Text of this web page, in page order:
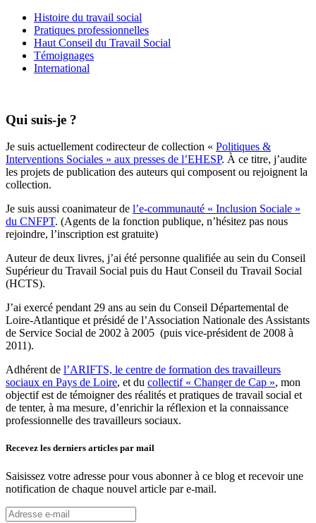
Histoire du travail social
Pratiques professionnelles
Haut Conseil du Travail Social
Témoignages
International
Qui suis-je ?
Je suis actuellement codirecteur de collection « Politiques &
Interventions Sociales » aux presses de l’EHESP. À ce titre, j’audite
les projets de publication des auteurs qui composent ou rejoignent la
collection.
Je suis aussi coanimateur de l’e-communauté « Inclusion Sociale »
du CNFPT. (Agents de la fonction publique, n’hésitez pas nous
rejoindre, l’inscription est gratuite)
Auteur de deux livres, j’ai été personne qualifiée au sein du Conseil
Supérieur du Travail Social puis du Haut Conseil du Travail Social
(HCTS).
J’ai exercé pendant 29 ans au sein du Conseil Départemental de
Loire-Atlantique et présidé de l’Association Nationale des Assistants
de Service Social de 2002 à 2005 (puis vice-président de 2008 à
2011).
Adhérent de l’ARIFTS, le centre de formation des travailleurs
sociaux en Pays de Loire, et du collectif « Changer de Cap », mon
objectif est de témoigner des réalités et pratiques de travail social et
de tenter, à ma mesure, d’enrichir la réflexion et la connaissance
professionnelle des travailleurs sociaux.
Recevez les derniers articles par mail
Saisissez votre adresse pour vous abonner à ce blog et recevoir une
notification de chaque nouvel article par e-mail.
Adresse